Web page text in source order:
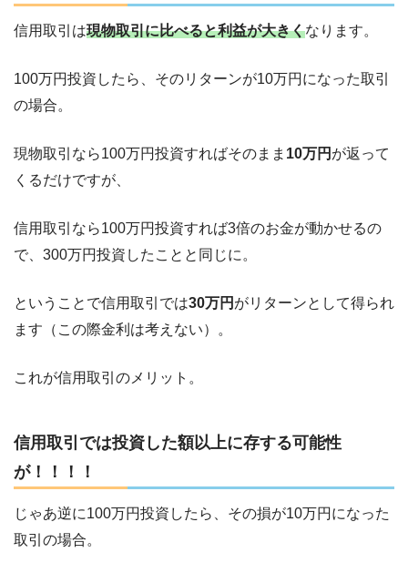
信用取引は現物取引に比べると利益が大きくなります。
100万円投資したら、そのリターンが10万円になった取引
の場合。
現物取引なら100万円投資すればそのまま 10万円 が返って
くるだけですが、
信用取引なら100万円投資すれば3倍のお金が動かせるの
で、300万円投資したことと同じに。
ということで信用取引では30万円 がリターンとして得られ
ます（この際金利は考えない）。
これが信用取引のメリット。
信用取引では投資した額以上に存する可能性
が！！！！
じゃあ逆に100万円投資したら、その損が10万円になった
取引の場合。